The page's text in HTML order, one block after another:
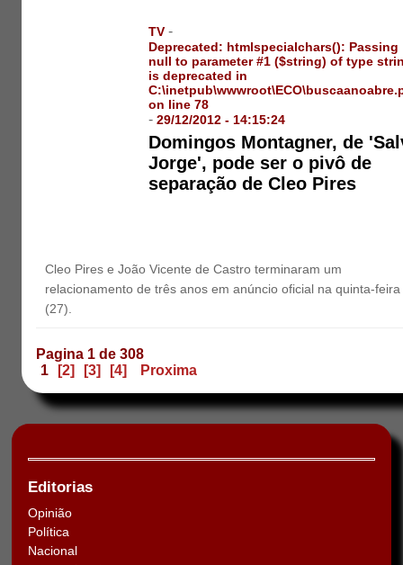
TV -
Deprecated: htmlspecialchars(): Passing
null to parameter #1 ($string) of type
is deprecated in
on line78
-29/12/2012 - 14:15:24
Domingos Montagner, de
Jorge', pode ser o pivô de
separação de Cleo Pires
Cleo Pires e João Vicente de Castro terminaram um
relacionamento de três anos em anúncio oficial na quinta-feira
(27).
Pagina 1 de 308
1
[2] [3] [4] Proxima
Editorias
Opinião
Política
Nacional